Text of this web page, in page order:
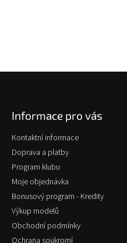
Informace pro vás
Kontaktní informace
Doprava a platby
Program klubu
Moje objednávka
Bonusový program - Kredity
Výkup modelů
Obchodní podmínky